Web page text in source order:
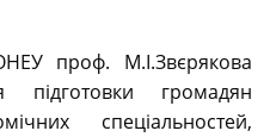
проф. М.І.Звєрякова
підготовки громадян
спеціальностей,